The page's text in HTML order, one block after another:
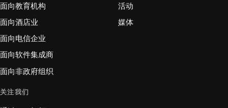
面向教育机构
面向酒店业
面向电信企业
面向软件集成商
面向非政府组织
活动
媒体
关注我们